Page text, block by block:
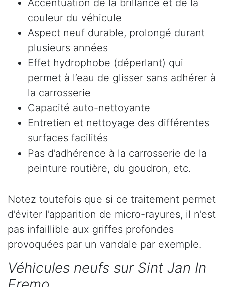
Accentuation de la brillance et de la
couleur du véhicule
Aspect neuf durable, prolongé durant
plusieurs années
Effet hydrophobe (déperlant) qui
permet à l’eau de glisser sans adhérer à
la carrosserie
Capacité auto-nettoyante
Entretien et nettoyage des différentes
surfaces facilités
Pas d’adhérence à la carrosserie de la
peinture routière, du goudron, etc.
Notez toutefois que si ce traitement permet
d’éviter l’apparition de micro-rayures, il n’est
pas infaillible aux griffes profondes
provoquées par un vandale par exemple.
Véhicules neufs sur Sint Jan In